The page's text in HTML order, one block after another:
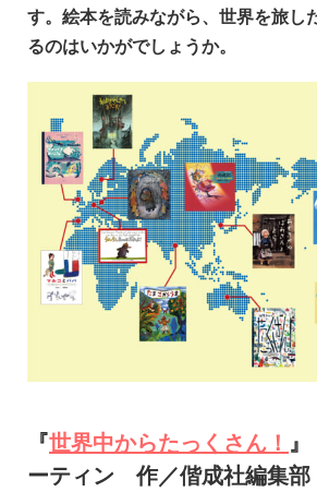
す。絵本を読みながら、世界を旅し
るのはいかがでしょうか。
『世界中からたっくさん！
ーティン 作／偕成社編集部